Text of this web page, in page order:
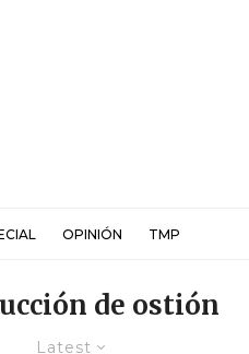
OPINIÓN TMP
de ostión
Latest